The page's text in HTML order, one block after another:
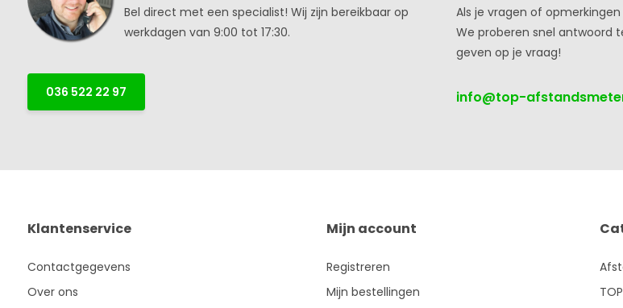
Bel direct met een specialist! Wij zijn bereikbaar op
werkdagen van 9:00 tot 17:30.
036 522 22 97
Als je vragen of
We proberen snel antwoord
geven op je vraag!
info@top-
Klantenservice
Contactgegevens
Over ons
Mijn account
Registreren
Mijn bestellingen